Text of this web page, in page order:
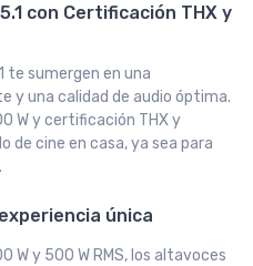
con Certificación THX y
te sumergen en una
y una calidad de audio óptima.
W y certificación THX y
de cine en casa, ya sea para
única
W y 500 W RMS, los altavoces